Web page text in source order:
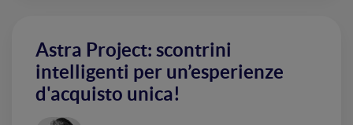
Astra Project: scontrini
intelligenti per un’esperienze
d'acquisto unica!